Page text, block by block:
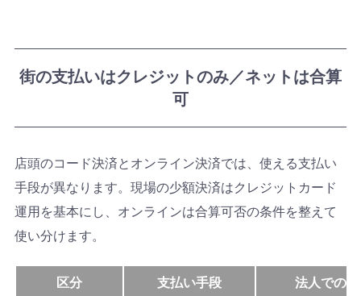
街の支払いはクレジットのみ／ネットは合算
可
店頭のコード決済とオンライン決済では、使える支払い
手段が異なります。現場の少額決済はクレジットカード
運用を基本にし、オンラインは合算可否の条件を整えて
使い分けます。
区分 支払い手段 法人での